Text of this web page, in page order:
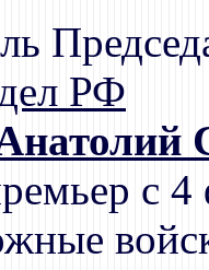
РФ
с